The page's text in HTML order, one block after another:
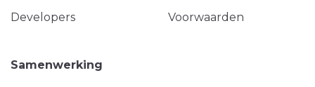
Developers Voorwaarden
Samenwerking